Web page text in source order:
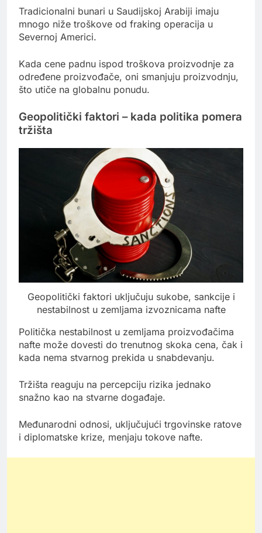
Tradicionalni bunari u Saudijskoj Arabiji imaju
mnogo niže troškove od fraking operacija u
Severnoj Americi.
Kada cene padnu ispod troškova proizvodnje za
određene proizvođače, oni smanjuju proizvodnju,
što utiče na globalnu ponudu.
Geopolitički faktori – kada politika pomera
tržišta
Geopolitički faktori uključuju sukobe, sankcije i
nestabilnost u zemljama izvoznicama nafte
Politička nestabilnost u zemljama proizvođačima
nafte može dovesti do trenutnog skoka cena, čak i
kada nema stvarnog prekida u snabdevanju.
Tržišta reaguju na percepciju rizika jednako
snažno kao na stvarne događaje.
Međunarodni odnosi, uključujući trgovinske ratove
i diplomatske krize, menjaju tokove nafte.